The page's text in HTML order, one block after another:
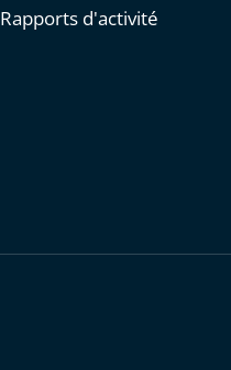
Rapports d'activité